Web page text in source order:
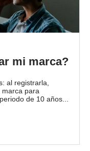
mi marca?
al registrarla,
para
de 10 años...